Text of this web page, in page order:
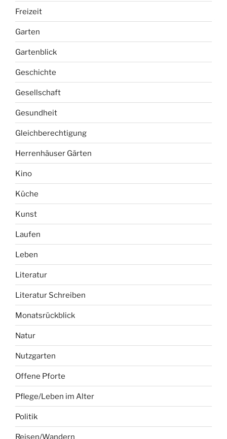
Freizeit
Garten
Gartenblick
Geschichte
Gesellschaft
Gesundheit
Gleichberechtigung
Herrenhäuser Gärten
Kino
Küche
Kunst
Laufen
Leben
Literatur
Literatur Schreiben
Monatsrückblick
Natur
Nutzgarten
Offene Pforte
Pflege/Leben im Alter
Politik
Reisen/Wandern